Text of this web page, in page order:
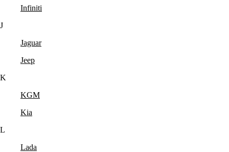
Infiniti
J
Jaguar
Jeep
K
KGM
Kia
L
Lada